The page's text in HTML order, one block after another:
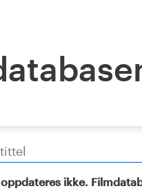
ikke.